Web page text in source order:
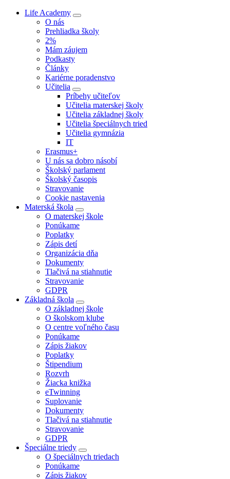
Life Academy
O nás
Prehliadka školy
2%
Mám záujem
Podkasty
Články
Kariérne poradenstvo
Učitelia
Príbehy učiteľov
Učitelia materskej školy
Učitelia základnej školy
Učitelia špeciálnych tried
Učitelia gymnázia
IT
Erasmus+
U nás sa dobro násobí
Školský parlament
Školský časopis
Stravovanie
Cookie nastavenia
Materská škola
O materskej škole
Ponúkame
Poplatky
Zápis detí
Organizácia dňa
Dokumenty
Tlačivá na stiahnutie
Stravovanie
GDPR
Základná škola
O základnej škole
O školskom klube
O centre voľného času
Ponúkame
Zápis žiakov
Poplatky
Štipendium
Rozvrh
Žiacka knižka
eTwinning
Suplovanie
Dokumenty
Tlačivá na stiahnutie
Stravovanie
GDPR
Špeciálne triedy
O špeciálnych triedach
Ponúkame
Zápis žiakov